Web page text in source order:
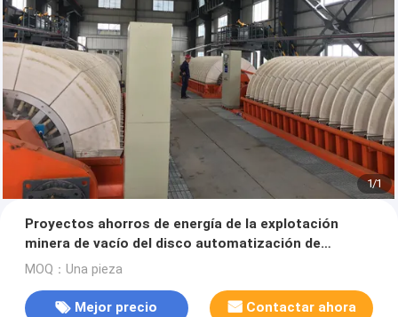
1/1
Proyectos ahorros de energía de la explotación
minera de vacío del disco automatización de
cerámica del filtro de la alta
MOQ：Una pieza
Mejor precio Contactar ahora